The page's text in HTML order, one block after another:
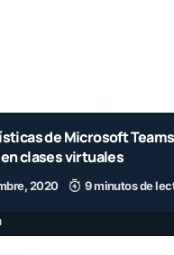
de Microsoft
clases virtuales
2020 9 minutos de